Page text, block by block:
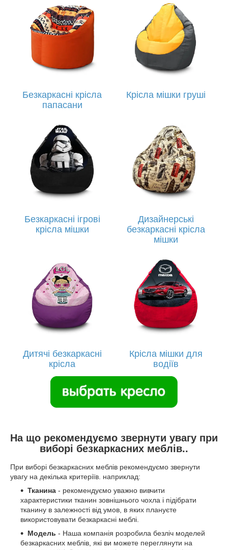
Безкаркасні крісла
папасани
Крісла мішки груші
Безкаркасні ігрові
крісла мішки
Дизайнерські
безкаркасні крісла
мішки
Дитячі безкаркасні
крісла
Крісла мішки для
водіїв
На що рекомендуємо звернути увагу при
виборі безкаркасних меблів..
При виборі безкаркасних меблів рекомендуємо звернути
увагу на декілька критеріїв. наприклад:
Тканина - рекомендуємо уважно вивчити
характеристики тканин зовнішнього чохла і підібрати
тканину в залежності від умов, в яких плануєте
використовувати безкаркасні меблі.
Модель - Наша компанія розробила безліч моделей
безкаркасних меблів, які ви можете переглянути на